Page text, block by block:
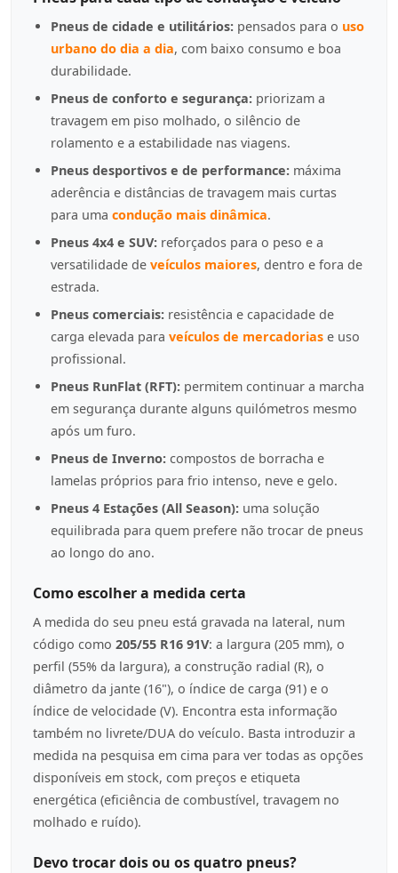
Pneus de cidade e utilitários: pensados para o uso
urbano do dia a dia, com baixo consumo e boa
durabilidade.
Pneus de conforto e segurança: priorizam a
travagem em piso molhado, o silêncio de
rolamento e a estabilidade nas viagens.
Pneus desportivos e de performance: máxima
aderência e distâncias de travagem mais curtas
para uma condução mais dinâmica.
Pneus 4x4 e SUV: reforçados para o peso e a
versatilidade de veículos maiores, dentro e fora de
estrada.
Pneus comerciais: resistência e capacidade de
carga elevada para veículos de mercadorias e uso
profissional.
Pneus RunFlat (RFT): permitem continuar a marcha
em segurança durante alguns quilómetros mesmo
após um furo.
Pneus de Inverno: compostos de borracha e
lamelas próprios para frio intenso, neve e gelo.
Pneus 4 Estações (All Season): uma solução
equilibrada para quem prefere não trocar de pneus
ao longo do ano.
Como escolher a medida certa
A medida do seu pneu está gravada na lateral, num
código como 205/55 R16 91V: a largura (205 mm), o
perfil (55% da largura), a construção radial (R), o
diâmetro da jante (16"), o índice de carga (91) e o
índice de velocidade (V). Encontra esta informação
também no livrete/DUA do veículo. Basta introduzir a
medida na pesquisa em cima para ver todas as opções
disponíveis em stock, com preços e etiqueta
energética (eficiência de combustível, travagem no
molhado e ruído).
Devo trocar dois ou os quatro pneus?